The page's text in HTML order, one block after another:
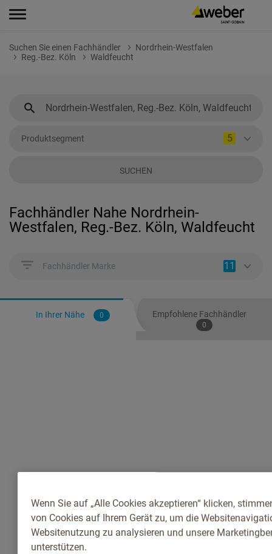
Suchen Sie einen Fachhändler
Nordrhein-Westfalen
Reg.-Bez. Köln
Waldfeucht
Produktsegment 5
SUCHEN
Fachhändler Nahe Nordrhein-
Westfalen, Reg.-Bez. Köln, Waldfeucht
Fachhändler Marke 11
In Ihrer Nähe 0 Empfohlene Fachhändler
0
Wenn Sie auf „Alle Cookies akzeptieren“ klicken,
von Cookies auf Ihrem Gerät zu, um die
Websitenutzung zu analysieren und unsere
unterstützen.